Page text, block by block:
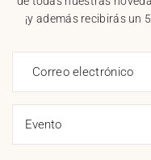
¡y además recibirás un
Correo electrónico